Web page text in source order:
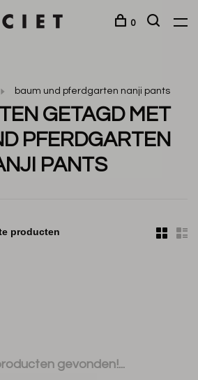
0
baum und pferdgarten nanji pants
GETAGD MET
PFERDGARTEN
PANTS
gevonden!...